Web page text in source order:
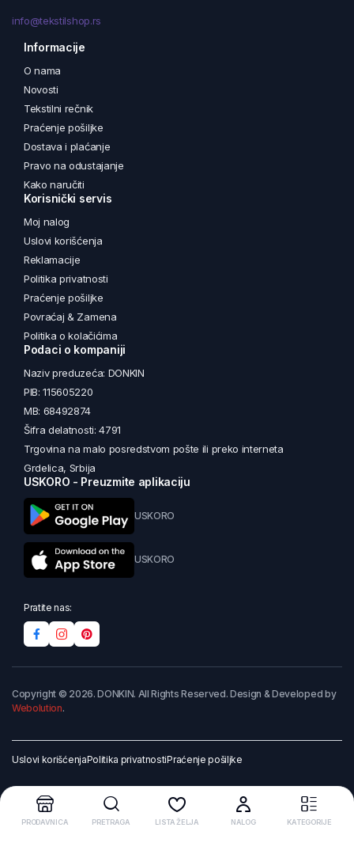
info@tekstilshop.rs
Informacije
O nama
Novosti
Tekstilni rečnik
Praćenje pošiljke
Dostava i plaćanje
Pravo na odustajanje
Kako naručiti
Korisnički servis
Moj nalog
Uslovi korišćenja
Reklamacije
Politika privatnosti
Praćenje pošiljke
Povraćaj & Zamena
Politika o kolačićima
Podaci o kompaniji
Naziv preduzeća: DONKIN
PIB: 115605220
MB: 68492874
Šifra delatnosti: 4791
Trgovina na malo posredstvom pošte ili preko interneta
Grdelica, Srbija
USKORO - Preuzmite aplikaciju
USKORO
USKORO
Pratite nas:
Copyright © 2026. DONKIN. All Rights Reserved. Design & Developed by
Webolution.
Uslovi korišćenjaPolitika privatnostiPraćenje pošiljke
PRODAVNICA PRETRAGA LISTA ŽELJA NALOG KATEGORIJE